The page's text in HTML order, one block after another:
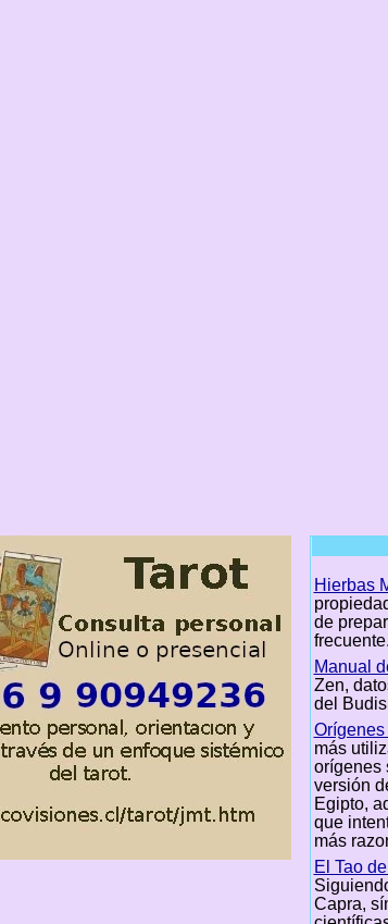
Hierbas
de
Manual
Zen,
del
Orígenes
más
orígenes
versión
Egipto,
que
más
El Tao
Capra,